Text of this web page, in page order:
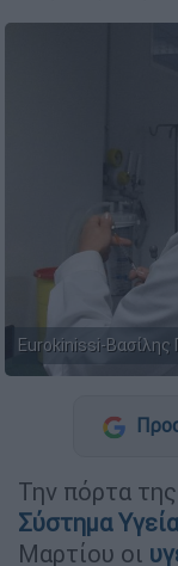
Eurokinissi-
Την πόρτα
Σύστημα
Μαρτίου οι